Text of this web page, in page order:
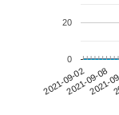
2021-09-022021-09-08
2021-
0
20